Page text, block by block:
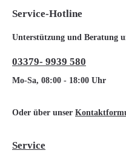
Service-Hotline
Unterstützung und Beratung
03379- 9939 580
Mo-Sa, 08:00 - 18:00 Uhr
Oder über unser
Service